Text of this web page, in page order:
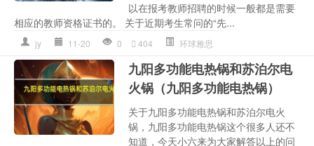
以在报考教师招聘的时候一般都是需要
相应的教师资格证书的。 关于近期考生常问的“先...
jy 11-20 0 404 环球雅思
九阳多功能电热锅和苏泊尔电
火锅（九阳多功能电热锅）
关于九阳多功能电热锅和苏泊尔电火
锅，九阳多功能电热锅这个很多人还不
知道，今天小六来为大家解答以上的问